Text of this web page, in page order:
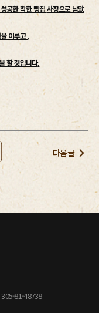
공한 착한 빵집사장으로 남았
이루고,
할 것입니다.
다음글
81-48738